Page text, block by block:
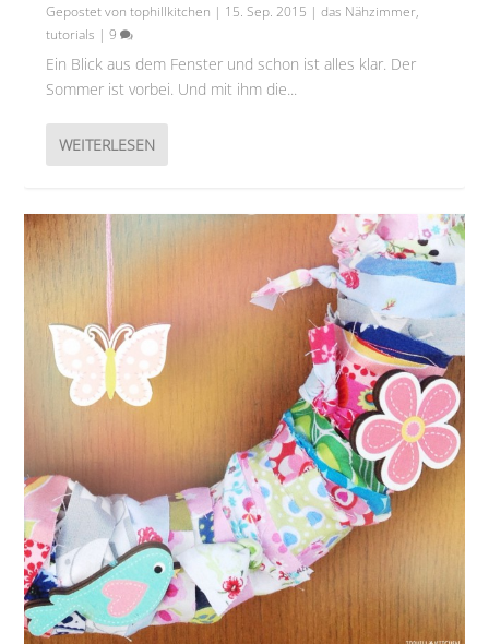
Gepostet vontophillkitchen | 15. Sep. 2015 |das Nähzimmer,
tutorials |9
Ein Blick aus dem Fenster und schon ist alles klar. Der
Sommer ist vorbei. Und mit ihm die...
WEITERLESEN